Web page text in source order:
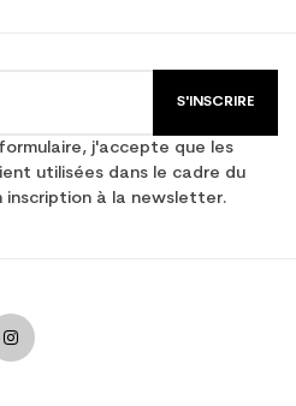
S'INSCRIRE
j'accepte que les
utilisées dans le cadre du
à la newsletter.